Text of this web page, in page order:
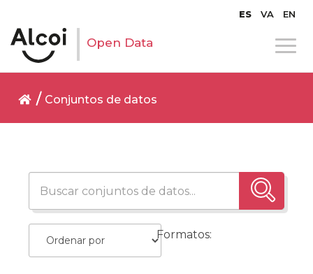
ES VA EN
Open Data
Conjuntos de datos
Formatos: